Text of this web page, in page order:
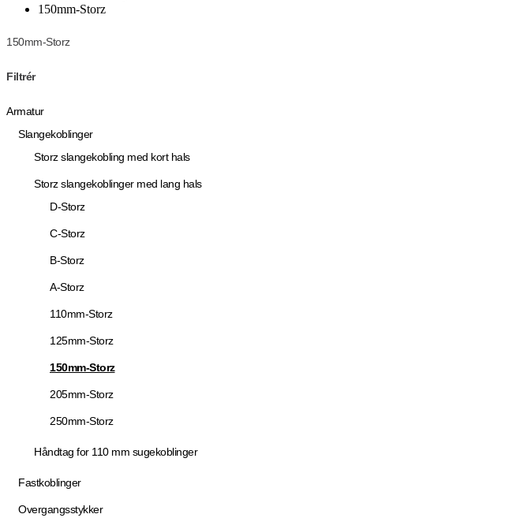
150mm-Storz
150mm-Storz
Filtrér
Armatur
Slangekoblinger
Storz slangekobling med kort hals
Storz slangekoblinger med lang hals
D-Storz
C-Storz
B-Storz
A-Storz
110mm-Storz
125mm-Storz
150mm-Storz
205mm-Storz
250mm-Storz
Håndtag for 110 mm sugekoblinger
Fastkoblinger
Overgangsstykker